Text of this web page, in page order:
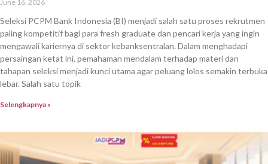
June 16, 2026
Seleksi PCPM Bank Indonesia (BI) menjadi salah satu proses rekrutmen
paling kompetitif bagi para fresh graduate dan pencari kerja yang ingin
mengawali kariernya di sektor kebanksentralan. Dalam menghadapi
persaingan ketat ini, pemahaman mendalam terhadap materi dan
tahapan seleksi menjadi kunci utama agar peluang lolos semakin terbuka
lebar. Salah satu topik
Selengkapnya »